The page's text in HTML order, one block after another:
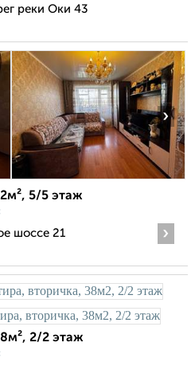
реки Оки 43
›
5/5 этаж
шоссе 21
›
2/2 этаж